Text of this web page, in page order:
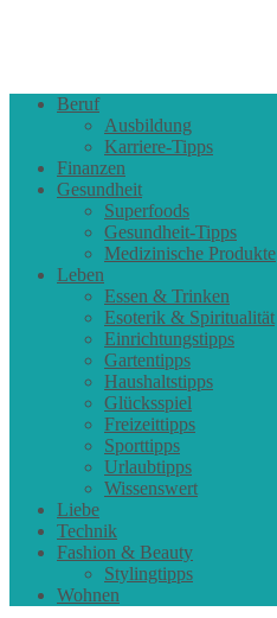
Beruf
Ausbildung
Karriere-Tipps
Finanzen
Gesundheit
Superfoods
Gesundheit-Tipps
Medizinische Produkte
Leben
Essen & Trinken
Esoterik & Spiritualität
Einrichtungstipps
Gartentipps
Haushaltstipps
Glücksspiel
Freizeittipps
Sporttipps
Urlaubtipps
Wissenswert
Liebe
Technik
Fashion & Beauty
Stylingtipps
Wohnen